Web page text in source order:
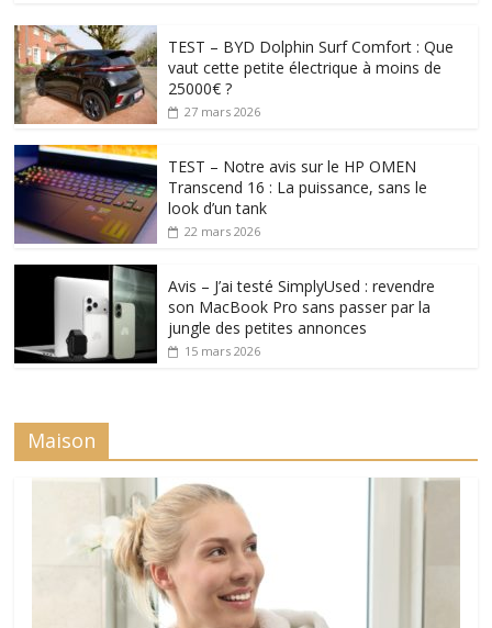
TEST – BYD Dolphin Surf Comfort : Que
vaut cette petite électrique à moins de
25000€ ?
27 mars 2026
TEST – Notre avis sur le HP OMEN
Transcend 16 : La puissance, sans le
look d’un tank
22 mars 2026
Avis – J’ai testé SimplyUsed : revendre
son MacBook Pro sans passer par la
jungle des petites annonces
15 mars 2026
Maison